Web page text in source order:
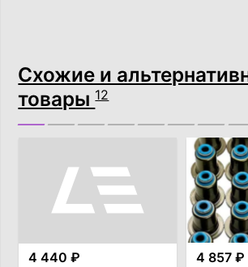
Схожие и
товары12
4 440 ₽ 4 857 ₽